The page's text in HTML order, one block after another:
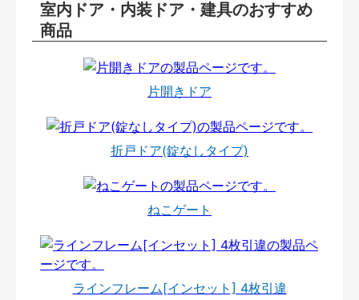
室内ドア・内装ドア・建具のおすすめ
商品
片開きドア
折戸ドア(錠なしタイプ)
ねこゲート
ラインフレーム[インセット] 4枚引違